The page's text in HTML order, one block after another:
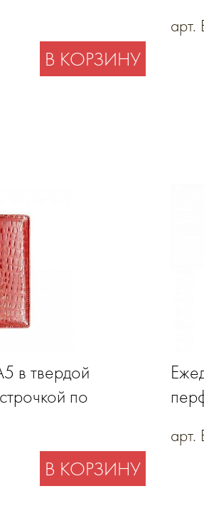
В КОРЗИНУ
арт.
в твердой
по
В КОРЗИНУ
арт.